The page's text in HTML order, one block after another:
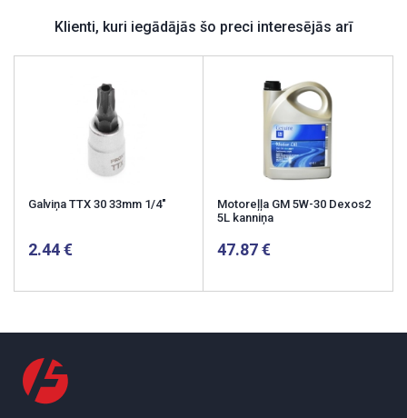
Klienti, kuri iegādājās šo preci interesējās arī
Galviņa TTX 30 33mm 1/4"
2.44
Motoreļļa GM 5W-30 Dexos2
5L kanniņa
47.87